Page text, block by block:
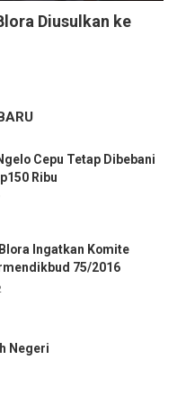
Diusulkan ke
Cepu Tetap Dibebani
Ribu
Ingatkan Komite
75/2016
Negeri